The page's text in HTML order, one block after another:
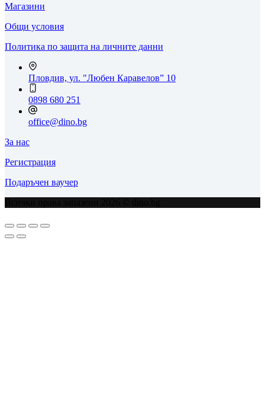
Магазини
Общи условия
Политика по защита на личните данни
Пловдив, ул. "Любен Каравелов” 10
0898 680 251
office@dino.bg
За нас
Регистрация
Подаръчен ваучер